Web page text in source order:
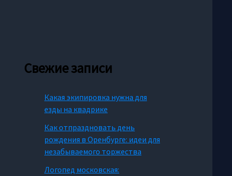
Свежие записи
Какая экипировка нужна для
езды на квадрике
Как отпраздновать день
рождения в Оренбурге: идеи для
незабываемого торжества
Логопед московская: